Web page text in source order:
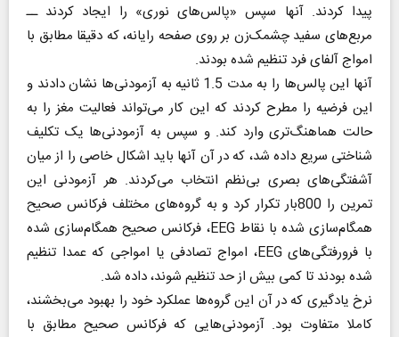
پیدا کردند. آنها سپس «پالس‌های نوری» را ایجاد کردند ــ
مربع‌های سفید چشمک‌زن بر روی صفحه رایانه، که دقیقا مطابق با
امواج آلفای فرد تنظیم شده بودند.
آنها این پالس‌ها را به مدت 1.5 ثانیه به آزمودنی‌ها نشان دادند و
این فرضیه را مطرح کردند که این کار می‌تواند فعالیت مغز را به
حالت هماهنگ‌تری وارد کند. و سپس به آزمودنی‌ها یک تکلیف
شناختی سریع داده شد، که در آن آنها باید اشکال خاصی را از میان
آشفتگی‌های بصری بی‌نظم انتخاب می‌کردند. هر آزمودنی این
تمرین را 800بار تکرار کرد و به گروه‌های مختلف فرکانس صحیح
همگام‌سازی شده با نقاط EEG، فرکانس صحیح همگام‌سازی شده
با فرورفتگی‌های EEG، امواج تصادفی یا امواجی که عمدا تنظیم
شده بودند تا کمی بیش از حد تنظیم شوند، داده شد.
نرخ یادگیری که در آن این گروه‌ها عملکرد خود را بهبود می‌بخشند،
کاملا متفاوت بود. آزمودنی‌هایی که فرکانس صحیح مطابق با